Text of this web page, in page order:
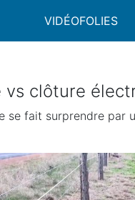
VIDÉOFOLIES
vs clôture
se fait surprendre par